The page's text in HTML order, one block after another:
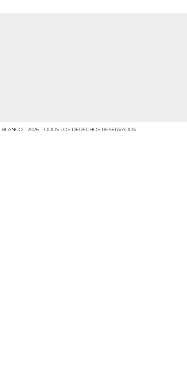
- 2026. TODOS LOS DERECHOS RESERVADOS.